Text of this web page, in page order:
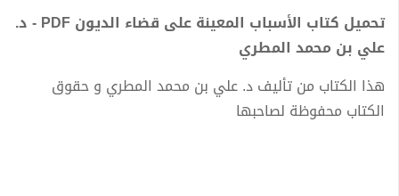
تحميل كتاب الأسباب المعينة على قضاء الديون PDF - د.
علي بن محمد المطري
هذا الكتاب من تأليف د. علي بن محمد المطري و حقوق
الكتاب محفوظة لصاحبها